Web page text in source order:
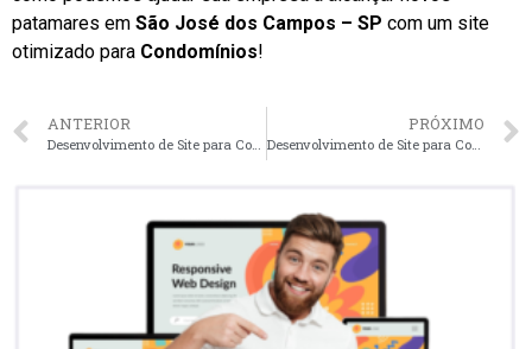
patamares em São José dos Campos – SP com um site
otimizado para Condomínios!
ANTERIOR
Desenvolvimento de Site para Condomínios em Campinas – SP faça seu orçamento
PRÓXIMO
Desenvolvimento de Site para Condomínios em Sorocaba – SP faça seu orçamento